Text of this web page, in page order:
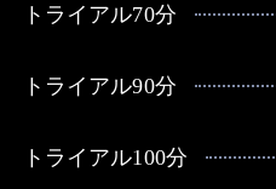
トライアル70分
トライアル90分
トライアル100分